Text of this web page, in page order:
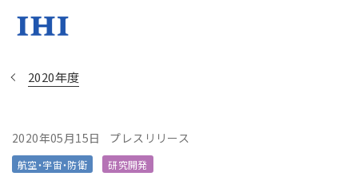
2020年度
2020年05月15日 プレスリリース
航空・宇宙・防衛 研究開発